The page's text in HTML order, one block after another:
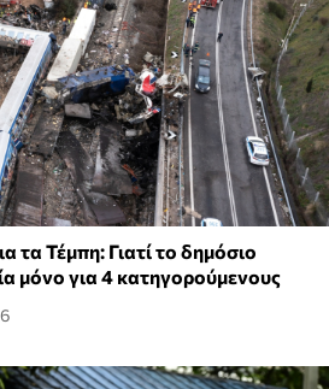
τα Τέμπη: Γιατί το δημόσιο
μόνο για 4 κατηγορούμενους